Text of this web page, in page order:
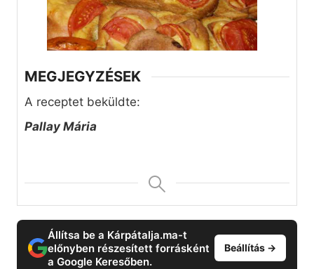
MEGJEGYZÉSEK
A receptet beküldte:
Pallay Mária
Állítsa be a Kárpátalja.ma-t
előnyben részesített forrásként
a Google Keresőben.
Beállítás →